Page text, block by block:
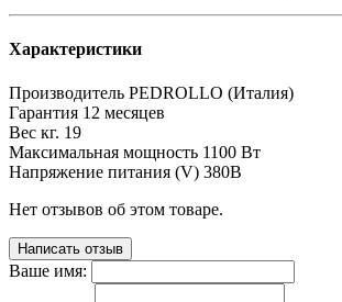
Характеристики
Производитель PEDROLLO (Италия)
Гарантия 12 месяцев
Вес кг. 19
Максимальная мощность 1100 Вт
Напряжение питания (V) 380В
Нет отзывов об этом товаре.
Написать отзыв
Ваше имя: